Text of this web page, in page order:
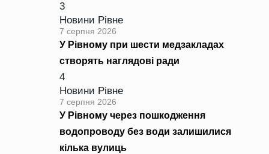
3
Новини Рівне
7 серпня 2026
У Рівному при шести медзакладах
створять наглядові ради
4
Новини Рівне
7 серпня 2026
У Рівному через пошкодження
водопроводу без води залишилися
кілька вулиць